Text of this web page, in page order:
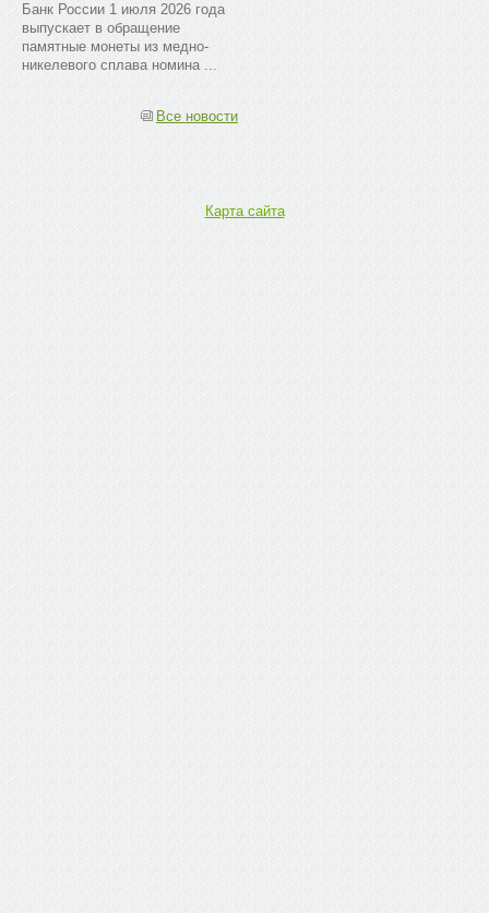
Банк России 1 июля 2026 года
выпускает в обращение
памятные монеты из медно-
никелевого сплава номина ...
Все новости
Карта сайта